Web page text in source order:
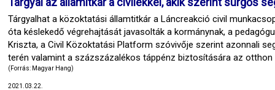
Tárgyalhat a közoktatási államtitkár a Láncreakció civil
óta késlekedő végrehajtását javasolták a kormánynak, a
Kriszta, a Civil Közoktatási Platform szóvivője szerint azonnali
terén valamint a százszázalékos táppénz biztosítására az
(Forrás: Magyar Hang)
2021.03.22.